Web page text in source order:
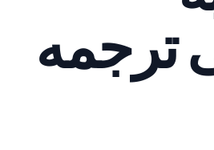
فایل InDesign (.IDML) مراتی
ترجمه